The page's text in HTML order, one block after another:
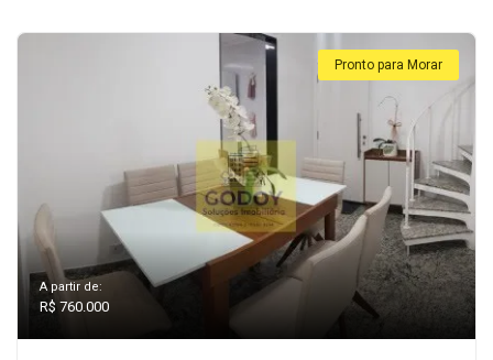
Pronto para Morar
A partir de:
R$ 760.000